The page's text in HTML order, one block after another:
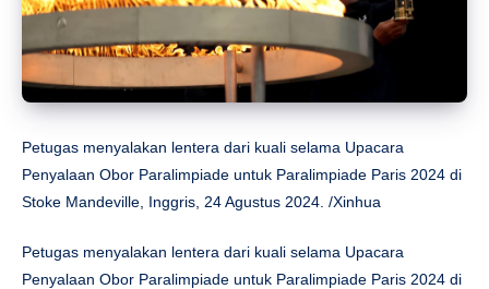
Petugas menyalakan lentera dari kuali selama Upacara
Penyalaan Obor Paralimpiade untuk Paralimpiade Paris 2024 di
Stoke Mandeville, Inggris, 24 Agustus 2024. /Xinhua
Petugas menyalakan lentera dari kuali selama Upacara
Penyalaan Obor Paralimpiade untuk Paralimpiade Paris 2024 di